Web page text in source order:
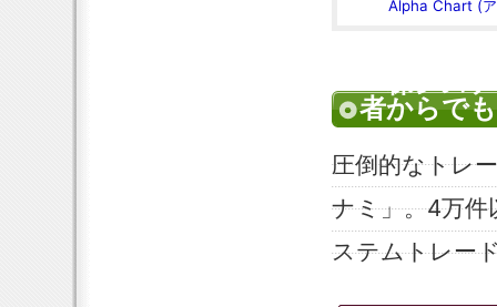
Alpha Chart (
「株シス
者からで
圧倒的なトレ
ナミ」。4万件
ステムトレー